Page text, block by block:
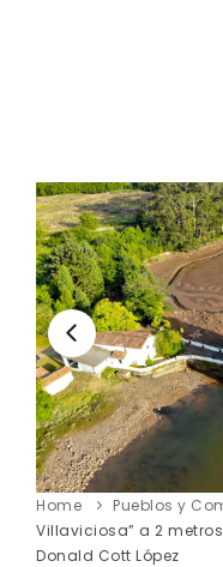
Home Pueblos y
Villaviciosa” a 2
Donald Cott López